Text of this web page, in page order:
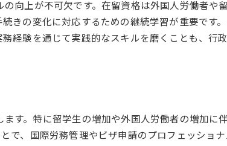
向上が不可欠です。在留資格は外国人労働者や
きの変化に対応するための継続学習が重要です
経験を通じて実践的なスキルを磨くことも、行
す。特に留学生の増加や外国人労働者の増加に
で、国際労務管理やビザ申請のプロフェッショ